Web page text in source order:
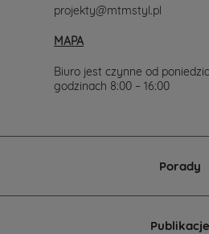
projekty@mtmstyl.pl
MAPA
Biuro jest czynne od
godzinach 8:00 – 16:00
Porady
Publikacje